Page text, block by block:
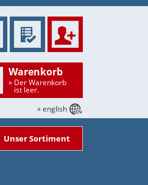
Unser Sortiment
Warenkorb
» Der Warenkorb
ist leer.
» english